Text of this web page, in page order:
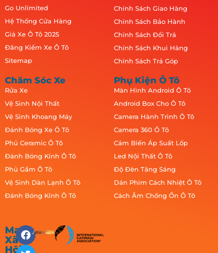
Go Unlimited
Hệ Thống Cửa Hàng
Giá Xe Ô Tô 2025
Đăng Kiểm Xe Ô Tô
Sitemap
Chính Sách Giao Hàng
Chính Sách Bảo Hành
Chính Sách Đổi Trả
Chính Sách Khui Hàng
Chính Sách Trả Góp
Chăm Sóc Xe
Rửa Xe
Vệ Sinh Nội Thất
Vệ Sinh Khoang Máy
Đánh Bóng Xe Ô Tô
Phủ Ceramic Ô Tô
Đánh Bóng Kính Ô Tô
Phủ Gầm Ô Tô
Vệ Sinh Dàn Lạnh Ô Tô
Đánh Bóng Kính Ô Tô
Phụ Kiện Ô Tô
Màn Hình Android Ô Tô
Android Box Cho Ô Tô
Camera Hành Trình Ô Tô
Camera 360 Ô Tô
Cảm Biến Áp Suất Lốp
Led Nội Thất Ô Tô
Độ Đèn Tăng Sáng
Dán Phim Cách Nhiệt Ô Tô
Cách Âm Chống Ồn Ô Tô
Mạng
Xã
Hội